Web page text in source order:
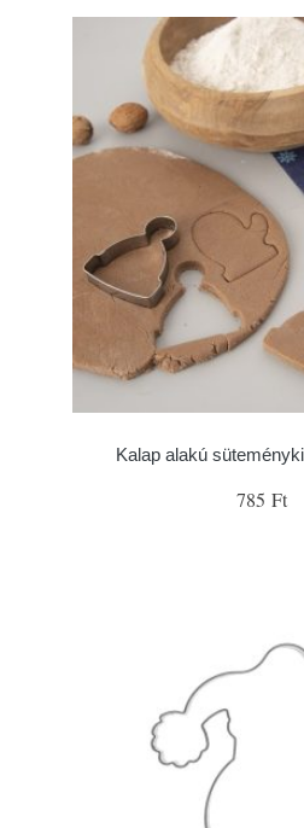
Kalap alakú
785 Ft